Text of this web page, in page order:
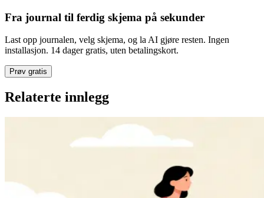
Fra journal til ferdig skjema på sekunder
Last opp journalen, velg skjema, og la AI gjøre resten. Ingen
installasjon. 14 dager gratis, uten betalingskort.
Prøv gratis
Relaterte innlegg